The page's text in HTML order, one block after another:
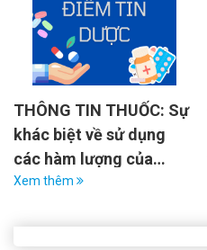
THÔNG TIN THUỐC: Sự
khác biệt về sử dụng
các hàm lượng của
rivaroxaban
Xem thêm